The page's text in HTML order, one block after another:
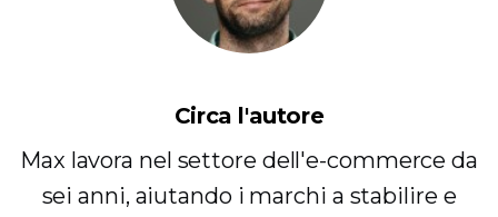
Circa l'autore
Max lavora nel settore dell'e-commerce da
sei anni, aiutando i marchi a stabilire e